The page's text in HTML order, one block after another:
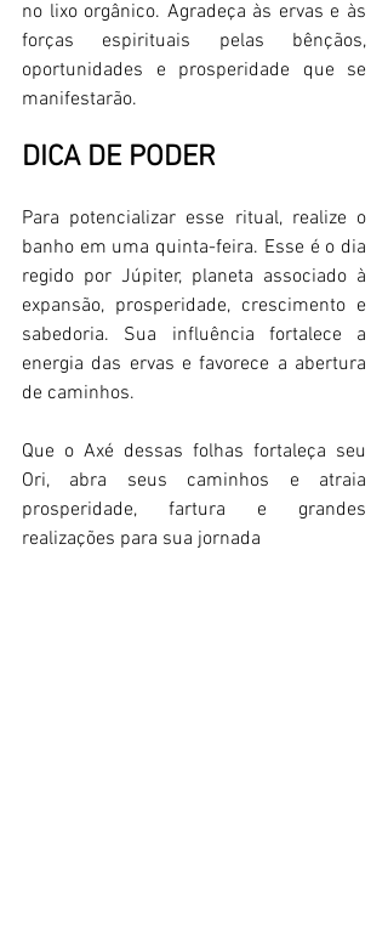
no lixo orgânico. Agradeça às ervas e às
forças espirituais pelas bênçãos,
oportunidades e prosperidade que se
manifestarão.
DICA DE PODER
Para potencializar esse ritual, realize o
banho em uma quinta-feira. Esse é o dia
regido por Júpiter, planeta associado à
expansão, prosperidade, crescimento e
sabedoria. Sua influência fortalece a
energia das ervas e favorece a abertura
de caminhos.
Que o Axé dessas folhas fortaleça seu
Ori, abra seus caminhos e atraia
prosperidade, fartura e grandes
realizações para sua jornada